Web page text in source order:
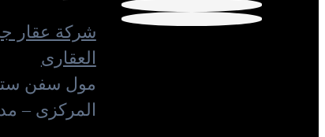
شركة عقار
العقارى
مول سفن
المركزى –